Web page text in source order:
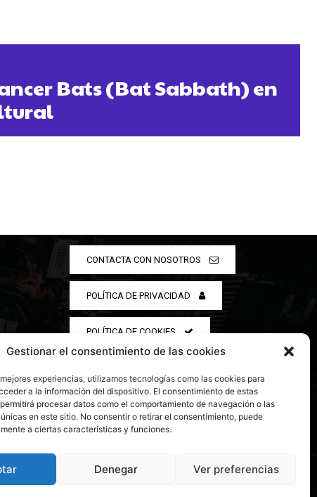
Gestionar el consentimiento de las cookies
experiencias, utilizamos tecnologías como las cookies para
a la información del dispositivo. El consentimiento de estas
procesar datos como el comportamiento de navegación o las
en este sitio. No consentir o retirar el consentimiento, puede
a ciertas características y funciones.
Denegar Ver preferencias
Bats (Bat Sabbath) en
CONTACTA CON NOSOTROS
POLÍTICA DE PRIVACIDAD
POLÍTICA DE COOKIES